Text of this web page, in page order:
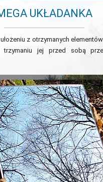
UKŁADANKA
z otrzymanych
trzymaniu jej przed sobą